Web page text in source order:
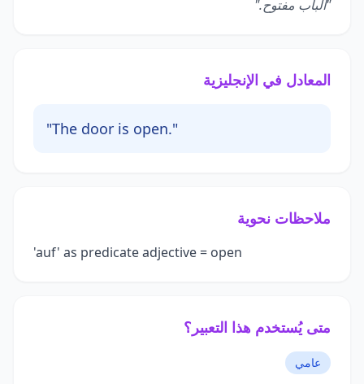
"الباب مفتوح."
المعادل في الإنجليزية
"The door is open."
ملاحظات نحوية
'auf' as predicate adjective = open
متى يُستخدم هذا التعبير؟
عامي